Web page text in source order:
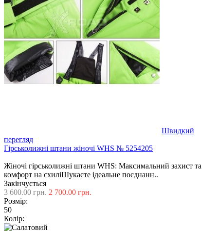
Швидкий
перегляд
Гірськолижні штани жіночі WHS № 5254205
Жіночі гірськолижні штани WHS: Максимальний захист та
комфорт на схиліШукаєте ідеальне поєднанн..
Закінчується
3 600.00 грн. 2 700.00 грн.
Розмір:
50
Колір: